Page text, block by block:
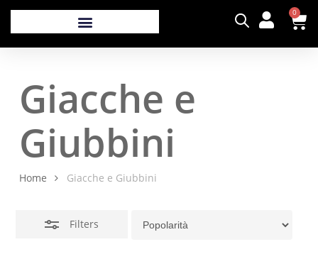
0
Giacche e
Giubbini
Home Giacche e Giubbini
Filters